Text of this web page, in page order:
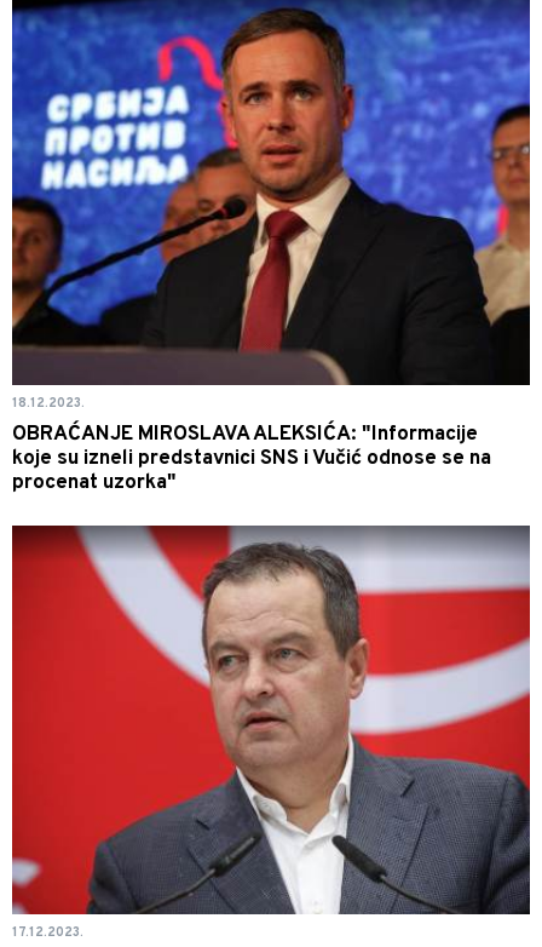
18.12.2023.
OBRAĆANJE MIROSLAVA ALEKSIĆA: "Informacije
koje su izneli predstavnici SNS i Vučić odnose se na
procenat uzorka"
17.12.2023.